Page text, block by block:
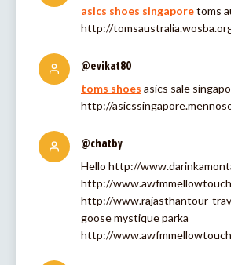
asics shoes singaporetoms
http://
@evikat80
toms shoes asics sale
http://
@chatby
Hello http://
http://
http://www.rajasthantour-
goose mystique parka
http://